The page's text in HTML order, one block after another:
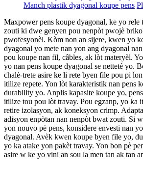
Manch plastik dyagonal koupe pens
Maxpower pens koupe dyagonal, ke yo rele
zouti ki dwe genyen pou nenpòt pwojè
pwofesyonèl. Kòm non an sijere, kwen yo
dyagonal yo mete nan yon ang dyagonal
pou koupe nan fil, câbles, ak lòt materyèl.
yo nan pens koupe dyagonal se netteté yo.
chalè-trete asire ke li rete byen file pou pi
itilize repete. Yon lòt karakteristik nan pens
durability yo. Anplis kapasite koupe yo,
itilize tou pou lòt travay. Pou egzanp, yo ka
retire izolasyon, ak koneksyon crimp.
adisyon enpòtan nan nenpòt bwat zouti. Si
yon nouvo pè pens, konsidere envesti nan
dyagonal. Avèk kwen koupe byen file yo,
yo ka atake yon pakèt travay. Yon bon pè
asire w ke yo vini an sou la men tan ak tan